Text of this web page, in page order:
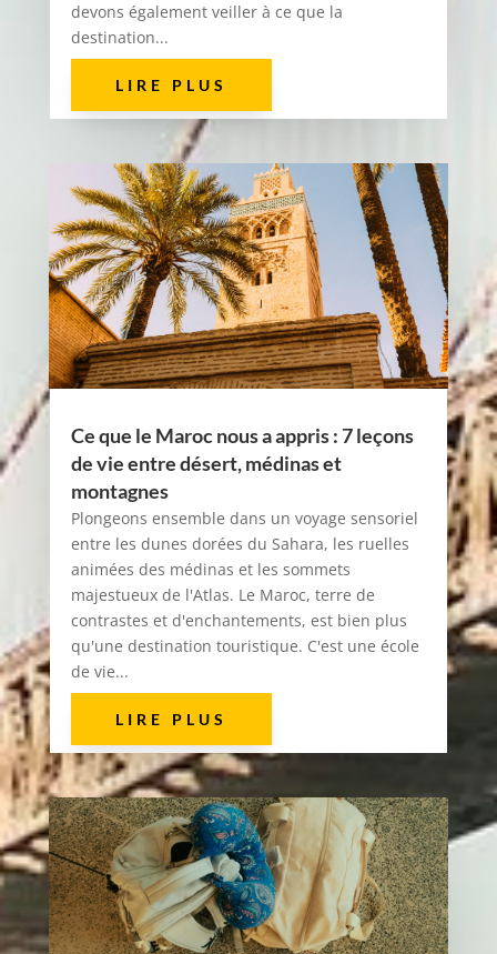
devons également veiller à ce que la
destination...
LIRE PLUS
Ce que le Maroc nous a appris : 7 leçons
de vie entre désert, médinas et
montagnes
Plongeons ensemble dans un voyage sensoriel
entre les dunes dorées du Sahara, les ruelles
animées des médinas et les sommets
majestueux de l'Atlas. Le Maroc, terre de
contrastes et d'enchantements, est bien plus
qu'une destination touristique. C'est une école
de vie...
LIRE PLUS